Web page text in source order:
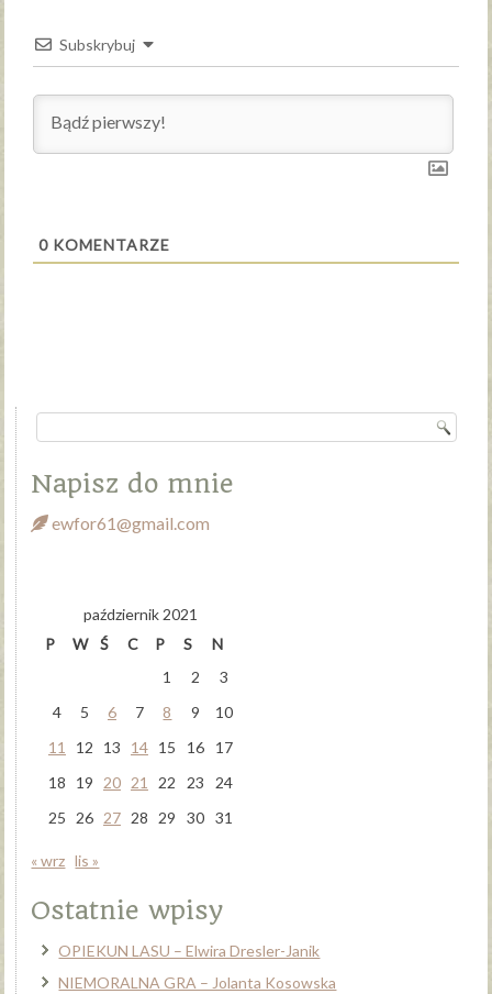
Subskrybuj
0 KOMENTARZE
Napisz do mnie
ewfor61@gmail.com
październik 2021
P
W Ś C P S
N
1
2
3
4
5 6 7 8 9
10
11
12 13 14 15 16
17
18
19 20 21 22 23
24
25
26 27 28 29 30 31
« wrz lis »
Ostatnie wpisy
OPIEKUN LASU – Elwira Dresler-Janik
NIEMORALNA GRA – Jolanta Kosowska